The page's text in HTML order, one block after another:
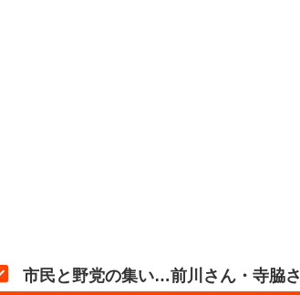
市民と野党の集い…前川さん・寺脇